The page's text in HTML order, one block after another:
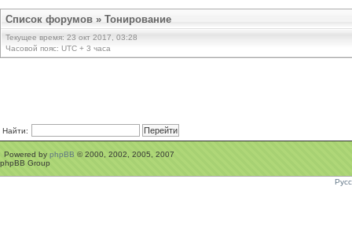
Список форумов » Тонирование
Текущее время: 23 окт 2017, 03:28
Часовой пояс: UTC + 3 часа
Найти:
Powered by phpBB © 2000, 2002, 2005, 2007
phpBB Group